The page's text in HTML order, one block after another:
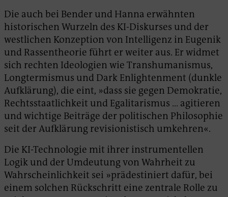
Die auch bei Bender und Hanna erwähnten
historischen Wurzeln des KI-Diskurses und der
westlichen Konzeption von Intelligenz in Eugenik
und Rassentheorie führt er weiter aus. Er widmet
sich rechten Ideologien wie Transhumanismus,
Longtermismus und Dark Enlightenment (dunkle
Aufklärung), die eint, »dass sie gegen Demokratie,
Rechtsstaatlichkeit und Egalitarismus … agitieren
und wichtige Beiträge der politischen Philosophie
seit der Aufklärung revisionistisch umkehren«.
Die KI-Technologie mit ihrer instrumentellen
Logik und der Umdeutung von Wahrheit zu
Wahrscheinlichkeit sei »prädestiniert dafür, bei
einem solchen Rückschritt eine zentrale Rolle zu